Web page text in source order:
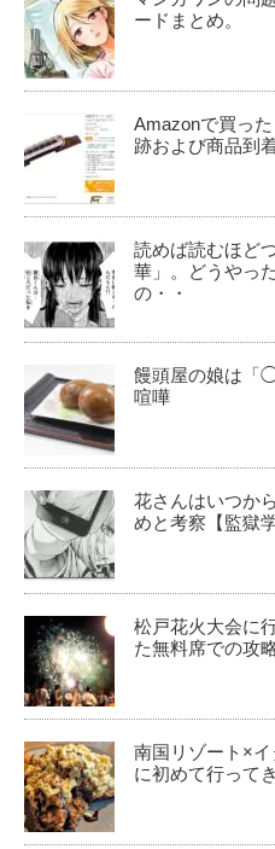
ードまとめ。
Amazonで買っ
跡および商品到
読めば読むほど
華」。どうやっ
の・・
饅頭屋の娘は「
喧嘩
花さんはいつか
めと考察【監獄学
松戸花火大会に
た無料席での攻
南国リゾート×
に初めて行って